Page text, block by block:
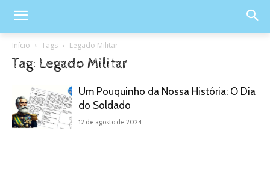
Início Tags Legado Militar
Tag: Legado Militar
Um Pouquinho da Nossa História: O Dia
do Soldado
12 de agosto de 2024